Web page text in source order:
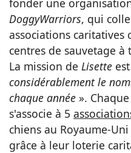
DoggyWarriors, qui
associations caritatives
centres de sauvetage à
La mission de Lisette
considérablement le
chaque année ».
s'associe à 5
chiens au Royaume-
grâce à leur loterie